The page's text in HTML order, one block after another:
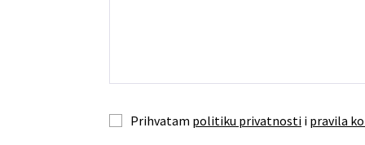
Prihvatam politiku privatnosti i pravila